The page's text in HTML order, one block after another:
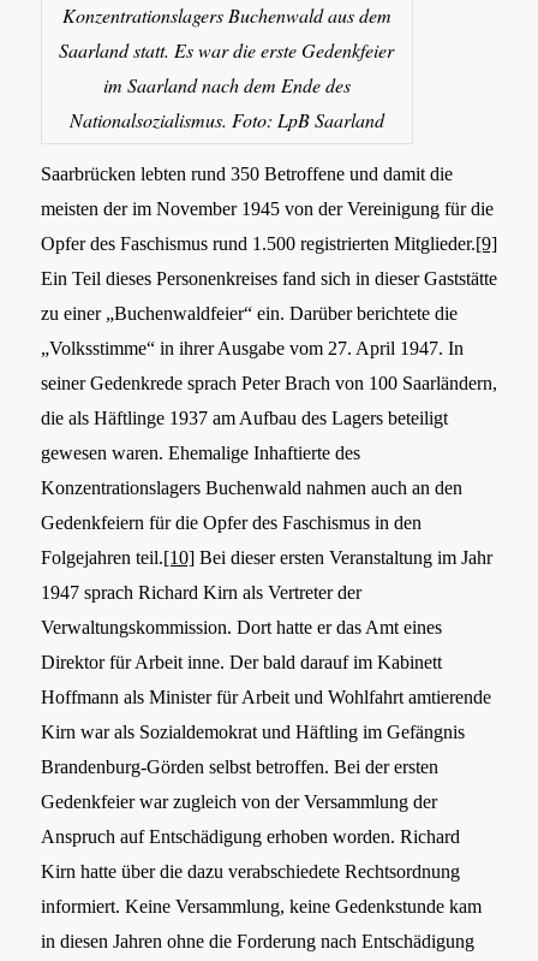
Konzentrationslagers Buchenwald aus dem
Saarland statt. Es war die erste Gedenkfeier
im Saarland nach dem Ende des
Nationalsozialismus. Foto: LpB Saarland
Saarbrücken lebten rund 350 Betroffene und damit die
meisten der im November 1945 von der Vereinigung für die
Opfer des Faschismus rund 1.500 registrierten Mitglieder.[9]
Ein Teil dieses Personenkreises fand sich in dieser Gaststätte
zu einer „Buchenwaldfeier“ ein. Darüber berichtete die
„Volksstimme“ in ihrer Ausgabe vom 27. April 1947. In
seiner Gedenkrede sprach Peter Brach von 100 Saarländern,
die als Häftlinge 1937 am Aufbau des Lagers beteiligt
gewesen waren. Ehemalige Inhaftierte des
Konzentrationslagers Buchenwald nahmen auch an den
Gedenkfeiern für die Opfer des Faschismus in den
Folgejahren teil.[10]Bei dieser ersten Veranstaltung im Jahr
1947 sprach Richard Kirn als Vertreter der
Verwaltungskommission. Dort hatte er das Amt eines
Direktor für Arbeit inne. Der bald darauf im Kabinett
Hoffmann als Minister für Arbeit und Wohlfahrt amtierende
Kirn war als Sozialdemokrat und Häftling im Gefängnis
Brandenburg-Görden selbst betroffen. Bei der ersten
Gedenkfeier war zugleich von der Versammlung der
Anspruch auf Entschädigung erhoben worden. Richard
Kirn hatte über die dazu verabschiedete Rechtsordnung
informiert. Keine Versammlung, keine Gedenkstunde kam
in diesen Jahren ohne die Forderung nach Entschädigung